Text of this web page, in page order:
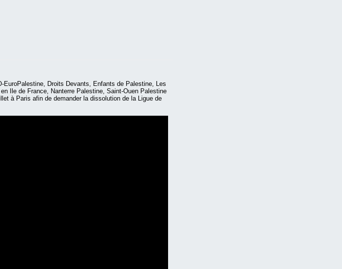
EuroPalestine, Droits Devants, Enfants de Palestine, Les
Ile de France, Nanterre Palestine, Saint-Ouen Palestine
à Paris afin de demander la dissolution de la Ligue de